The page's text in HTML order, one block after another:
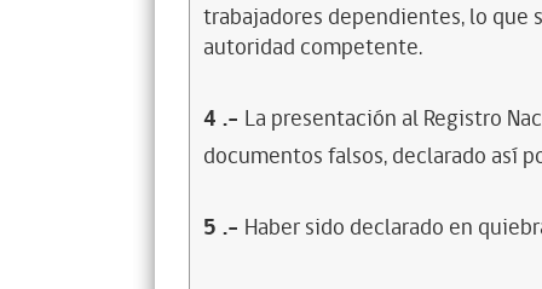
trabajadores dependientes, lo
autoridad competente.
4 .- La presentación al Registro
documentos falsos, declarado así
5 .- Haber sido declarado en